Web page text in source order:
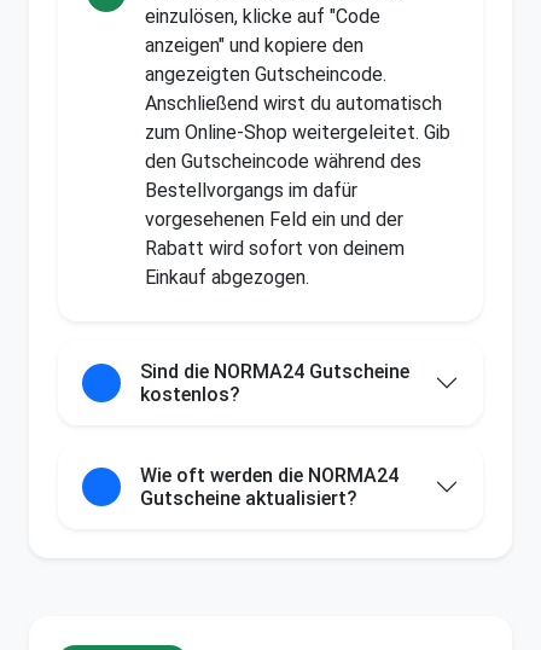
einzulösen, klicke auf "Code
anzeigen" und kopiere den
angezeigten Gutscheincode.
Anschließend wirst du automatisch
zum Online-Shop weitergeleitet. Gib
den Gutscheincode während des
Bestellvorgangs im dafür
vorgesehenen Feld ein und der
Rabatt wird sofort von deinem
Einkauf abgezogen.
Sind die NORMA24 Gutscheine
kostenlos?
Wie oft werden die NORMA24
Gutscheine aktualisiert?